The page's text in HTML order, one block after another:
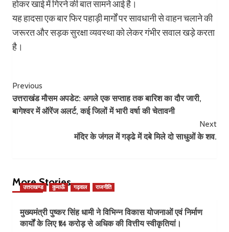
होकर खाई में गिरने की बात सामने आई है।
यह हादसा एक बार फिर पहाड़ी मार्गों पर सावधानी से वाहन चलाने की
जरूरत और सड़क सुरक्षा व्यवस्था को लेकर गंभीर सवाल खड़े करता
है।
Post
Navigation
Previous
उत्तराखंड मौसम अपडेट: अगले एक सप्ताह तक बारिश का दौर जारी,
बागेश्वर में ऑरेंज अलर्ट, कई जिलों में भारी वर्षा की चेतावनी
Next
मंदिर के जंगल में गड्ढे में दबे मिले दो साधुओं के शव.
More Stories
उत्तराखण्ड कुमाऊँ गढ़वाल राजनीति
मुख्यमंत्री पुष्कर सिंह धामी ने विभिन्न विकास योजनाओं एवं निर्माण
कार्यों के लिए ₹14 करोड़ से अधिक की वित्तीय स्वीकृतियां।